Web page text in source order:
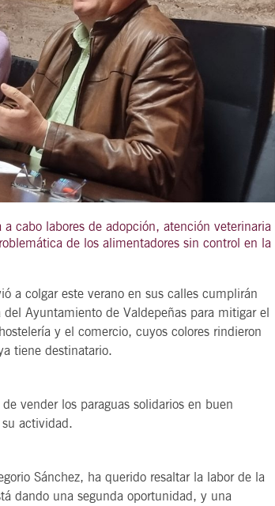
cabo labores de adopción, atención veterinaria
de los alimentadores sin control en la
a colgar este verano en sus calles cumplirán
Ayuntamiento de Valdepeñas para mitigar el
y el comercio, cuyos colores rindieron
tiene destinatario.
vender los paraguas solidarios en buen
actividad.
Sánchez, ha querido resaltar la labor de la
dando una segunda oportunidad, y una
21 agosto, 2026
VIERNES
“Syrah Jazz”
VER